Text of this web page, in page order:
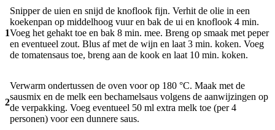
1
Snipper de uien en snijd de knoflook fijn. Verhit de olie in een
koekenpan op middelhoog vuur en bak de ui en knoflook 4 min.
Voeg het gehakt toe en bak 8 min. mee. Breng op smaak met peper
en eventueel zout. Blus af met de wijn en laat 3 min. koken. Voeg
de tomatensaus toe, breng aan de kook en laat 10 min. koken.
2
Verwarm ondertussen de oven voor op 180 °C. Maak met de
sausmix en de melk een bechamelsaus volgens de aanwijzingen op
de verpakking. Voeg eventueel 50 ml extra melk toe (per 4
personen) voor een dunnere saus.